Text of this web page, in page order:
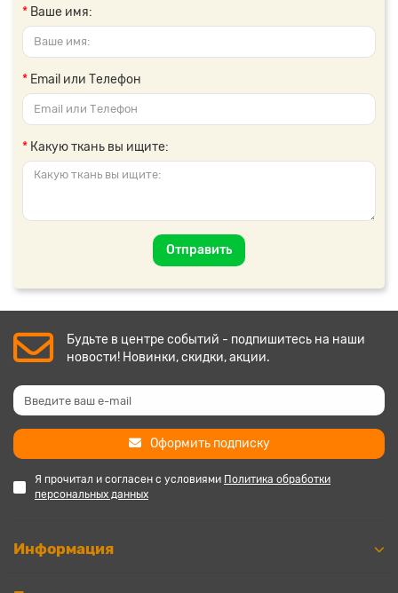
Ваше имя:
Email или Телефон
Какую ткань вы ищите:
Отправить
Будьте в центре событий - подпишитесь на наши
новости! Новинки, скидки, акции.
Оформить подписку
Я прочитал и согласен с условиями Политика обработки
персональных данных
Информация